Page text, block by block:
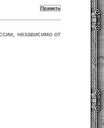
независимо от